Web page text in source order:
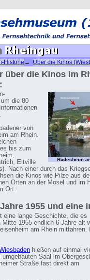
Historie → Über die Kinos
über die Kinos im
Rüdesheim
die 80
von
am Rhein.
bis zum
Eltville
Nach einer durch das
die Kinos wie Pilze aus
Orten an der Mosel und im
Ort.
1955 und eine
eine lange Geschichte, die es
1955 endlich 6 Jahre alt
am Rhein mitfahren.
hießen auf einmal
Saal im
Straße fast direkt am